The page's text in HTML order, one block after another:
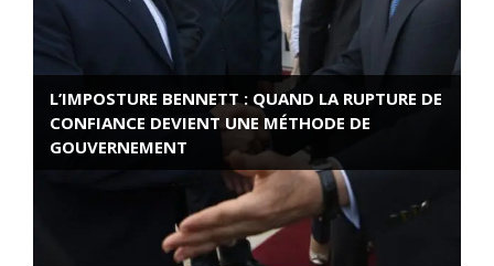
L’IMPOSTURE BENNETT : QUAND LA RUPTURE DE
CONFIANCE DEVIENT UNE MÉTHODE DE
GOUVERNEMENT
ROSE VALLAND, HEROÏNE DE LA RESISTANCE